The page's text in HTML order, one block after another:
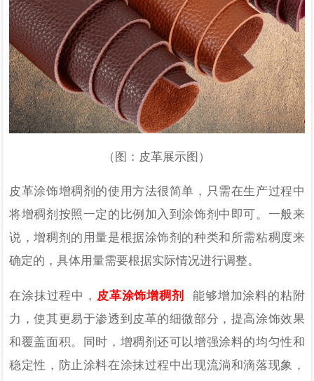
（图：皮革展示图）
皮革涂饰增稠剂的使用方法很简单，只需在生产过程中
将增稠剂按照一定的比例加入到涂饰剂中即可。一般来
说，增稠剂的用量是根据涂饰剂的种类和所需粘稠度来
确定的，具体用量需要根据实际情况进行调整。
在涂抹过程中， 皮革涂饰增稠剂
能够增加涂料的粘附
力，使其更易于渗透到皮革的细微部分，提高涂饰效果
和覆盖面积。同时，增稠剂还可以增强涂料的均匀性和
稳定性，防止涂料在涂抹过程中出现流淌和滴落现象，